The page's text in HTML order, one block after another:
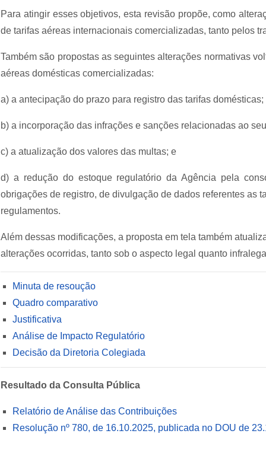
Para atingir esses objetivos, esta revisão propõe, como
de tarifas aéreas internacionais comercializadas, tanto pelos
Também são propostas as seguintes alterações normativas
aéreas domésticas comercializadas:
a) a antecipação do prazo para registro das tarifas domésticas;
b) a incorporação das infrações e sanções relacionadas ao
c) a atualização dos valores das multas; e
d) a redução do estoque regulatório da Agência pela
obrigações de registro, de divulgação de dados referentes as
regulamentos.
Além dessas modificações, a proposta em tela também
alterações ocorridas, tanto sob o aspecto legal quanto
Minuta de resoução
Quadro comparativo
Justificativa
Análise de Impacto Regulatório
Decisão da Diretoria Colegiada
Resultado da Consulta Pública
Relatório de Análise das Contribuições
Resolução nº 780, de 16.10.2025, publicada no DOU de